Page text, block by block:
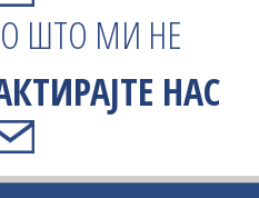
ШТО МИ НЕ
НАС